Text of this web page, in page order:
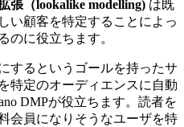
張（lookalike modelling) は既
い顧客を特定することによっ
のに役立ちます。
するというゴールを持ったサ
特定のオーディエンスに自動
DMPが役立ちます。読者を
会員になりそうなユーザを特